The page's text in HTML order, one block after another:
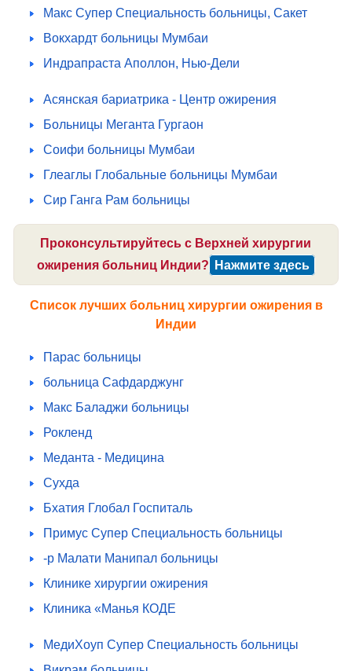
Макс Супер Специальность больницы, Сакет
Вокхардт больницы Мумбаи
Индрапраста Аполлон, Нью-Дели
Асянская бариатрика - Центр ожирения
Больницы Меганта Гургаон
Соифи больницы Мумбаи
Глеаглы Глобальные больницы Мумбаи
Сир Ганга Рам больницы
Проконсультируйтесь с Верхней хирургии
ожирения больниц Индии?
Нажмите здесь
Список лучших больниц хирургии ожирения в
Индии
Парас больницы
больница Сафдарджунг
Макс Баладжи больницы
Рокленд
Меданта - Медицина
Сухда
Бхатия Глобал Госпиталь
Примус Супер Специальность больницы
-р Малати Манипал больницы
Клинике хирургии ожирения
Клиника «Манья КОДЕ
МедиХоуп Супер Специальность больницы